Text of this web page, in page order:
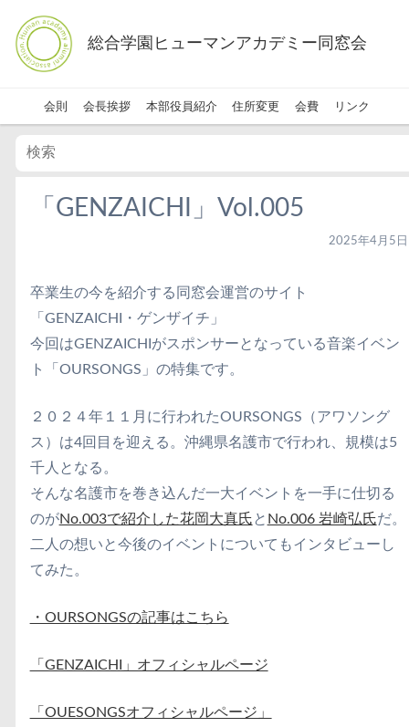
総合学園ヒューマンアカデミー同窓会
会則 会長挨拶 本部役員紹介 住所変更 会費 リンク
「GENZAICHI」Vol.005
2025年4月5日
卒業生の今を紹介する同窓会運営のサイト
「GENZAICHI・ゲンザイチ」
今回はGENZAICHIがスポンサーとなっている音楽イベン
ト「OURSONGS」の特集です。
２０２４年１１月に行われたOURSONGS（アワソング
ス）は4回目を迎える。沖縄県名護市で行われ、規模は5
千人となる。
そんな名護市を巻き込んだ一大イベントを一手に仕切る
のがNo.003で紹介した花岡大真氏 と No.006 岩崎弘氏だ。
二人の想いと今後のイベントについてもインタビューし
てみた。
・OURSONGSの記事はこちら
「GENZAICHI」オフィシャルページ
「OUESONGSオフィシャルページ」